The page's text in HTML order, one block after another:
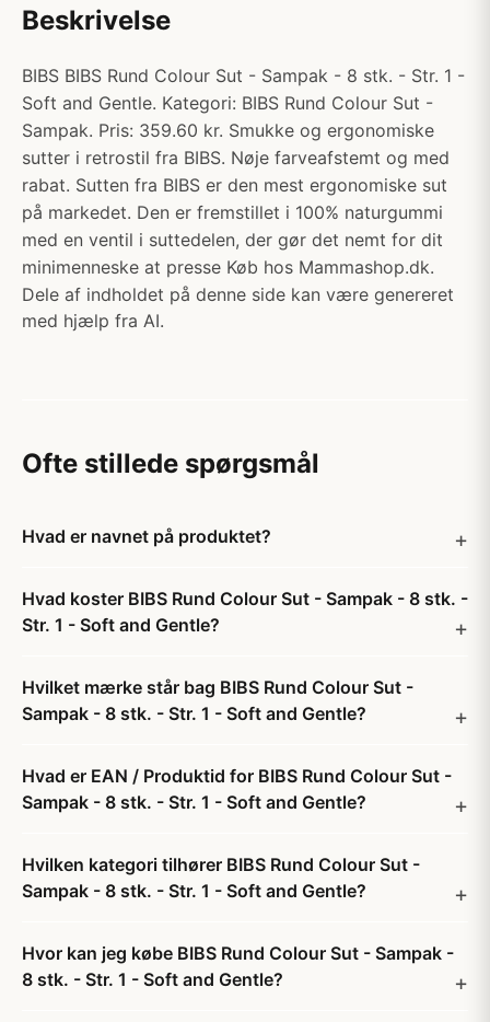
Beskrivelse
BIBS BIBS Rund Colour Sut - Sampak - 8 stk. - Str. 1 -
Soft and Gentle. Kategori: BIBS Rund Colour Sut -
Sampak. Pris: 359.60 kr. Smukke og ergonomiske
sutter i retrostil fra BIBS. Nøje farveafstemt og med
rabat. Sutten fra BIBS er den mest ergonomiske sut
på markedet. Den er fremstillet i 100% naturgummi
med en ventil i suttedelen, der gør det nemt for dit
minimenneske at presse Køb hos Mammashop.dk.
Dele af indholdet på denne side kan være genereret
med hjælp fra AI.
Ofte stillede spørgsmål
Hvad er navnet på produktet?
Hvad koster BIBS Rund Colour Sut - Sampak - 8 stk. -
Str. 1 - Soft and Gentle?
Hvilket mærke står bag BIBS Rund Colour Sut -
Sampak - 8 stk. - Str. 1 - Soft and Gentle?
Hvad er EAN / Produktid for BIBS Rund Colour Sut -
Sampak - 8 stk. - Str. 1 - Soft and Gentle?
Hvilken kategori tilhører BIBS Rund Colour Sut -
Sampak - 8 stk. - Str. 1 - Soft and Gentle?
Hvor kan jeg købe BIBS Rund Colour Sut - Sampak -
8 stk. - Str. 1 - Soft and Gentle?